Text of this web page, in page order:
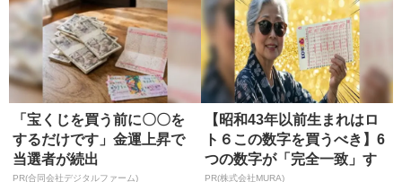
「宝くじを買う前に〇〇を
するだけです」金運上昇で
当選者が続出
PR(合同会社デジタルファーム)
【昭和43年以前生まれはロ
ト６この数字を買うべき】6
つの数字が「完全一致」す
PR(株式会社MURA)